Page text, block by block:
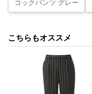
コックパンツ グレー
こちらもオススメ